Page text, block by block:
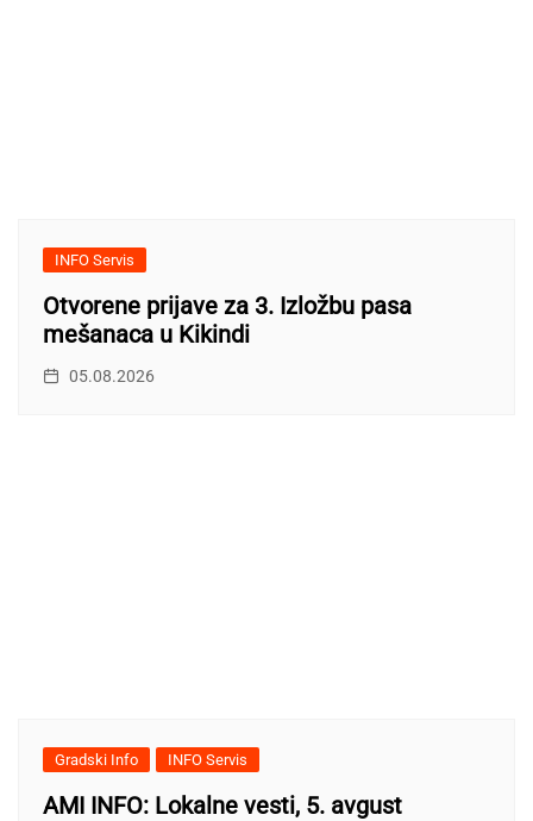
INFO Servis
Otvorene prijave za 3. Izložbu pasa
mešanaca u Kikindi
05.08.2026
Gradski Info INFO Servis
AMI INFO: Lokalne vesti, 5. avgust